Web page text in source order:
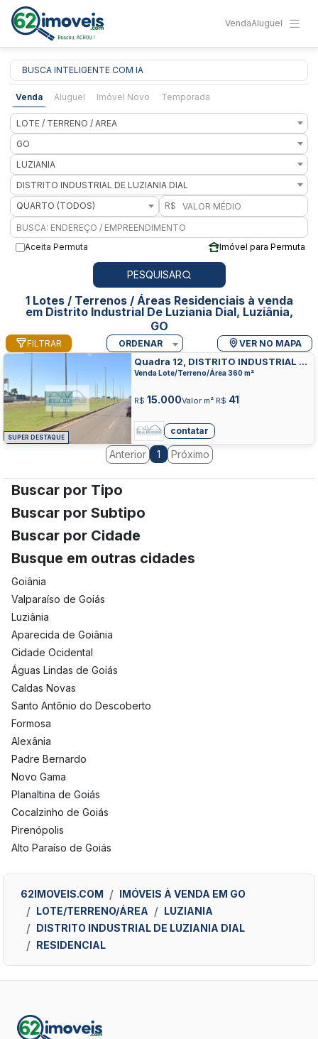
VendaAluguel
BUSCA INTELIGENTE COM IA
Venda Aluguel Imóvel Novo Temporada
LOTE / TERRENO / AREA
GO
LUZIANIA
DISTRITO INDUSTRIAL DE LUZIANIA DIAL
QUARTO (TODOS)
R$
Aceita Permuta Imóvel para Permuta
PESQUISAR
1 Lotes / Terrenos / Áreas Residenciais à venda
em Distrito Industrial De Luziania Dial, Luziânia,
GO
FILTRAR ORDENAR VER NO MAPA
SUPER DESTAQUE
Quadra 12, DISTRITO INDUSTRIAL DE
LUZIANIA DIAL, LUZIANIA
Venda Lote/Terreno/Área 360 m²
R$ 15.000Valor m² R$ 41
contatar
Anterior 1 Próximo
Buscar por Tipo
Buscar por Subtipo
Buscar por Cidade
Busque em outras cidades
Goiânia
Valparaíso de Goiás
Luziânia
Aparecida de Goiânia
Cidade Ocidental
Águas Lindas de Goiás
Caldas Novas
Santo Antônio do Descoberto
Formosa
Alexânia
Padre Bernardo
Novo Gama
Planaltina de Goiás
Cocalzinho de Goiás
Pirenópolis
Alto Paraíso de Goiás
62IMOVEIS.COM
IMÓVEIS À VENDA EM GO
LOTE/TERRENO/ÁREA
LUZIANIA
DISTRITO INDUSTRIAL DE LUZIANIA DIAL
RESIDENCIAL